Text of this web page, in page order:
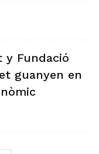
y Fundació
guanyen en